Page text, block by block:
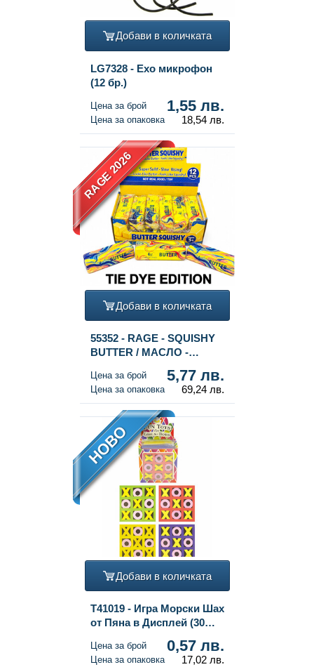
Добави в количката
LG7328 - Ехо микрофон
(12 бр.)
Цена за брой 1,55 лв.
Цена за опаковка 18,54 лв.
RAGE 2026
Добави в количката
55352 - RAGE - SQUISHY
BUTTER / МАСЛО -
RISING - Разм. 13x4x4 см -
В ДИСПЛЕЙ (12 бр.)
Цена за брой 5,77 лв.
Цена за опаковка 69,24 лв.
НОВО
Добави в количката
T41019 - Игра Морски Шах
от Пяна в Дисплей (30
Цена за брой 0,57 лв.
Цена за опаковка 17,02 лв.